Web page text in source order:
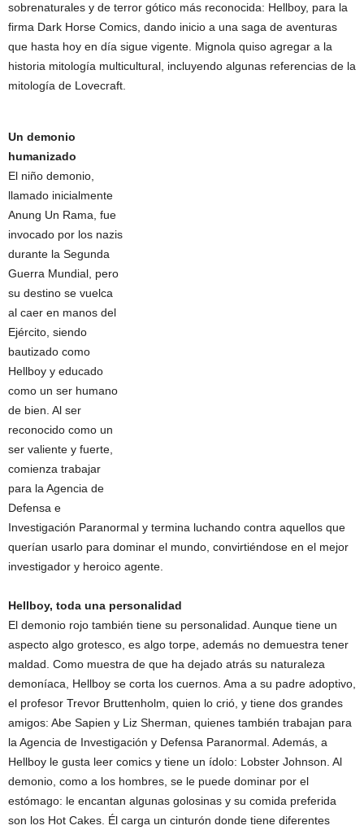
sobrenaturales y de terror gótico más reconocida: Hellboy, para la
firma Dark Horse Comics, dando inicio a una saga de aventuras
que hasta hoy en día sigue vigente. Mignola quiso agregar a la
historia mitología multicultural, incluyendo algunas referencias de la
mitología de Lovecraft.
Un demonio
humanizado
El niño demonio,
llamado inicialmente
Anung Un Rama, fue
invocado por los nazis
durante la Segunda
Guerra Mundial, pero
su destino se vuelca
al caer en manos del
Ejército, siendo
bautizado como
Hellboy y educado
como un ser humano
de bien. Al ser
reconocido como un
ser valiente y fuerte,
comienza trabajar
para la Agencia de
Defensa e
Investigación Paranormal y termina luchando contra aquellos que
querían usarlo para dominar el mundo, convirtiéndose en el mejor
investigador y heroico agente.
Hellboy, toda una personalidad
El demonio rojo también tiene su personalidad. Aunque tiene un
aspecto algo grotesco, es algo torpe, además no demuestra tener
maldad. Como muestra de que ha dejado atrás su naturaleza
demoníaca, Hellboy se corta los cuernos. Ama a su padre adoptivo,
el profesor Trevor Bruttenholm, quien lo crió, y tiene dos grandes
amigos: Abe Sapien y Liz Sherman, quienes también trabajan para
la Agencia de Investigación y Defensa Paranormal. Además, a
Hellboy le gusta leer comics y tiene un ídolo: Lobster Johnson. Al
demonio, como a los hombres, se le puede dominar por el
estómago: le encantan algunas golosinas y su comida preferida
son los Hot Cakes. Él carga un cinturón donde tiene diferentes